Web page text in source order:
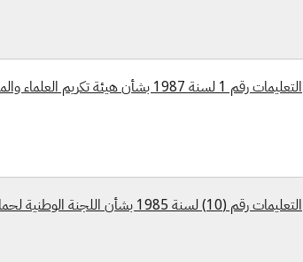
التعليمات رقم 1 لسنة 1987 بشأن هيئة تكريم العلماء والمفكرين والمبدعين والأدباء والفنانين
التعليمات رقم (10) لسنة 1985 بشأن اللجنة الوطنية لحماية حق المؤلف